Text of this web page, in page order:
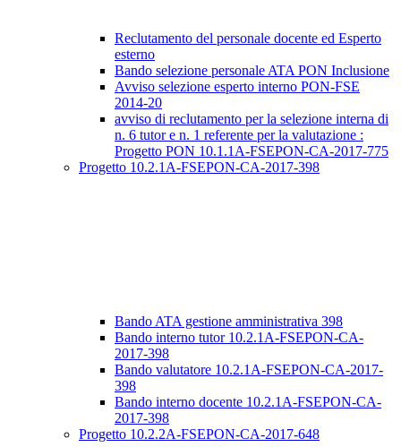
Reclutamento del personale docente ed Esperto
esterno
Bando selezione personale ATA PON Inclusione
Avviso selezione esperto interno PON-FSE
2014-20
avviso di reclutamento per la selezione interna di
n. 6 tutor e n. 1 referente per la valutazione :
Progetto PON 10.1.1A-FSEPON-CA-2017-775
Progetto 10.2.1A-FSEPON-CA-2017-398
Bando ATA gestione amministrativa 398
Bando interno tutor 10.2.1A-FSEPON-CA-
2017-398
Bando valutatore 10.2.1A-FSEPON-CA-2017-
398
Bando interno docente 10.2.1A-FSEPON-CA-
2017-398
Progetto 10.2.2A-FSEPON-CA-2017-648